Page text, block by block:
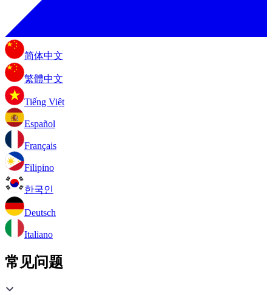
简体中文
繁體中文
Tiếng Việt
Español
Français
Filipino
한국인
Deutsch
Italiano
常见问题